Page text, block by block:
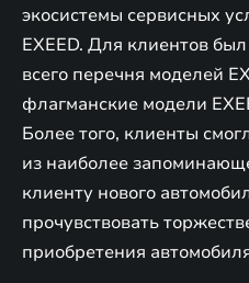
экосистемы сервисных
EXEED. Для клиентов
всего перечня моделей
флагманские модели
Более того, клиенты
из наиболее
клиенту нового
прочувствовать
приобретения